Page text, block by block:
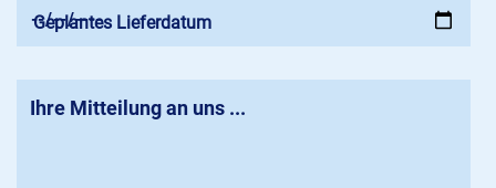
Geplantes Lieferdatum